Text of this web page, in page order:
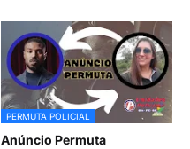
PERMUTA POLICIAL
Anúncio Permuta